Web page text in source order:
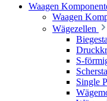
Waagen
Waagen
Wägezellen
S-
Single